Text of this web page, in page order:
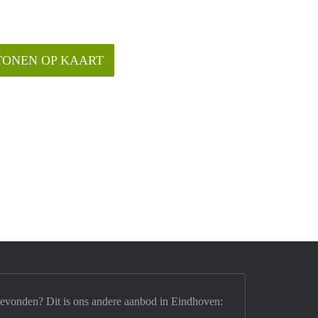
OP KAART
Dit is ons andere aanbod in Eindhoven: